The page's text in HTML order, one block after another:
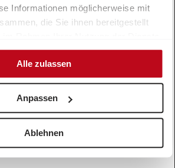
Informationen möglicherweise mit
die Sie ihnen bereitgestellt
Alle zulassen
Anpassen
Ablehnen
für Pflege zu Hause
pflegender Angehöriger
Dienste
digitaler Lösungen in der